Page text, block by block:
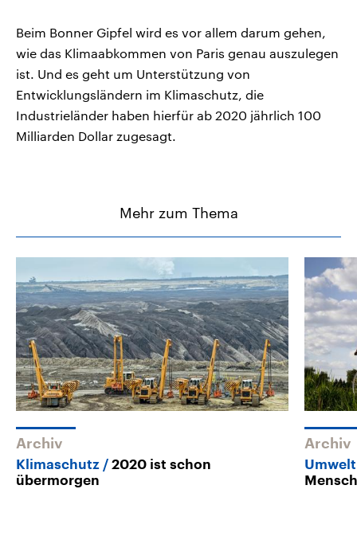
Beim Bonner Gipfel wird es vor allem darum gehen,
wie das Klimaabkommen von Paris genau auszulegen
ist. Und es geht um Unterstützung von
Entwicklungsländern im Klimaschutz, die
Industrieländer haben hierfür ab 2020 jährlich 100
Milliarden Dollar zugesagt.
Mehr zum Thema
Archiv
Klimaschutz
2020 ist schon
übermorgen
Archiv